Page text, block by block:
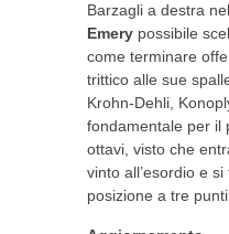
Barzagli a destra
Emery possibile
come terminare
trittico alle sue
Krohn-Dehli,
fondamentale per il
ottavi, visto che
vinto all’esordio e
posizione a tre punti.